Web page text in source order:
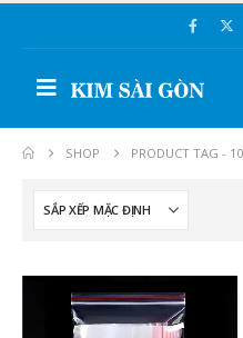
SHOP PRODUCT TAG -